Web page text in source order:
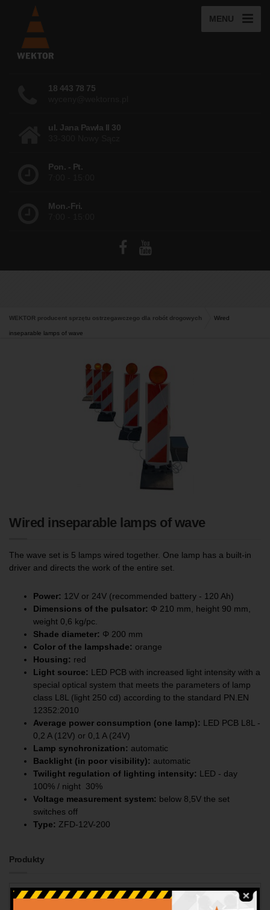
MENU
18 443 78 75
ul. Jana Pawła II 30
Pon. - Pt.
Mon.-Fri.
WEKTOR producent sprzętu ostrzegawczego dla robót drogowych Wired
inseparable lamps of wave
Wired inseparable lamps of wave
The wave set is 5 lamps wired together. One lamp has a built-in
driver and directs the work of the entire set.
Power: 12V or 24V (recommended battery - 120 Ah)
Dimensions of the pulsator: Φ 210 mm, height 90 mm,
weight 0,6 kg/pc.
Shade diameter: Φ 200 mm
Color of the lampshade: orange
Housing: red
Light source: LED PCB with increased light intensity with a
special optical system that meets the parameters of lamp
class L8L (light 250 cd) according to the standard PN.EN
12352:2010
Average power consumption (one lamp): LED PCB L8L -
0,2 A (12V) or 0,1 A (24V)
Lamp synchronization: automatic
Backlight (in poor visibility): automatic
Twilight regulation of lighting intensity: LED - day
100% / night 30%
Voltage measurement system: below 8,5V the set
switches off
Type: ZFD-12V-200
Produkty
Wszystkie produkty